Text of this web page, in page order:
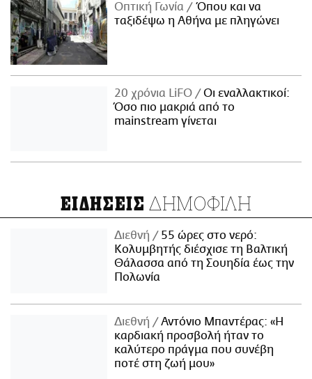
Οπτική Γωνία
Όπου και να
ταξιδέψω η Αθήνα με πληγώνει
20 χρόνια LiFO
Οι εναλλακτικοί:
Όσο πιο μακριά από το
mainstream γίνεται
ΕΙΔΗΣΕΙΣ ΔΗΜΟΦΙΛΗ
Διεθνή
55 ώρες στο νερό:
Κολυμβητής διέσχισε τη Βαλτική
Θάλασσα από τη Σουηδία έως την
Πολωνία
Διεθνή
Αντόνιο Μπαντέρας: «Η
καρδιακή προσβολή ήταν το
καλύτερο πράγμα που συνέβη
ποτέ στη ζωή μου»